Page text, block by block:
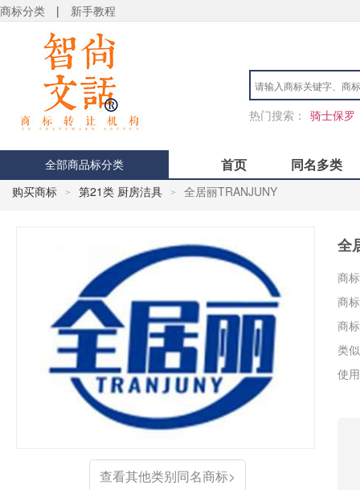
商标分类 | 新手教程
热门搜索： 骑士保罗
全部商品标分类 首页 同名多类
购买商标 > 第21类 厨房洁具 > 全居丽TRANJUNY
查看其他类别同名商标>
全
商
商
商
类
使